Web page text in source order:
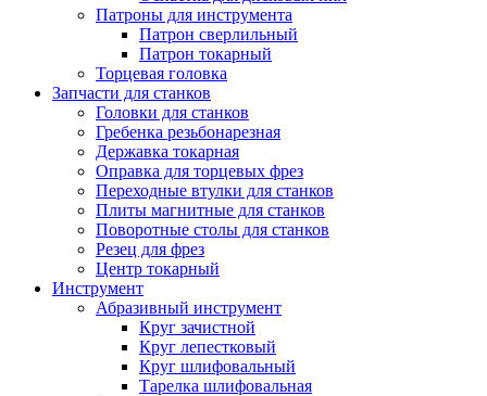
Патроны для инструмента
Патрон сверлильный
Патрон токарный
Торцевая головка
Запчасти для станков
Головки для станков
Гребенка резьбонарезная
Державка токарная
Оправка для торцевых фрез
Переходные втулки для станков
Плиты магнитные для станков
Поворотные столы для станков
Резец для фрез
Центр токарный
Инструмент
Абразивный инструмент
Круг зачистной
Круг лепестковый
Круг шлифовальный
Тарелка шлифовальная